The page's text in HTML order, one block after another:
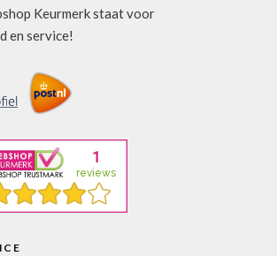
Keurmerk staat voor
en service!